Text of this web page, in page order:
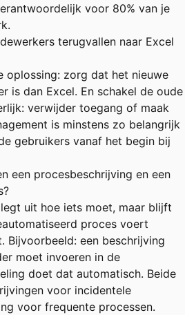
voor 80% van je
terugvallen naar Excel
oplossing: zorg dat het nieuwe
is dan Excel. En schakel de oude
verwijder toegang of maak
is minstens zo belangrijk
gebruikers vanaf het begin bij
een procesbeschrijving en een
uit hoe iets moet, maar blijft
proces voert
Bijvoorbeeld: een beschrijving
moet invoeren in de
doet dat automatisch. Beide
voor incidentele
voor frequente processen.